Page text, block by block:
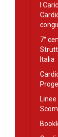
I
7°
Italia